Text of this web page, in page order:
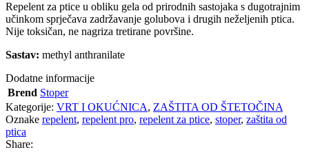
Repelent za ptice u obliku gela od prirodnih sastojaka s dugotrajnim
učinkom sprječava zadržavanje golubova i drugih neželjenih ptica.
Nije toksičan, ne nagriza tretirane površine.
Sastav: methyl anthranilate
Dodatne informacije
Brend Stoper
Kategorije: VRT I OKUĆNICA, ZAŠTITA OD ŠTETOČINA
Oznake repelent, repelent pro, repelent za ptice, stoper, zaštita od
ptica
Share: